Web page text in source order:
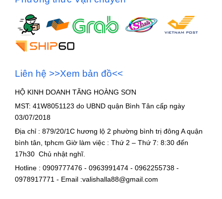
Liên hệ >>Xem bản đồ<<
HỘ KINH DOANH TĂNG HOÀNG SƠN
MST: 41W8051123 do UBND quận Bình Tân cấp ngày
03/07/2018
Địa chỉ : 879/20/1C hương lộ 2 phường bình trị đông A quận
bình tân, tphcm Giờ làm việc : Thứ 2 – Thứ 7: 8:30 đến
17h30 Chủ nhật nghĩ.
Hotline : 0909777476 - 0963991474 - 0962255738 -
0978917771 - Email :valishalla88@gmail.com